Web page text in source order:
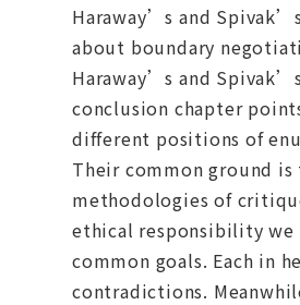
Haraway’s and
about boundary
Haraway’s and
conclusion chapter
different positions of
Their common ground
methodologies of
ethical responsibility we
common goals. Each in
contradictions.